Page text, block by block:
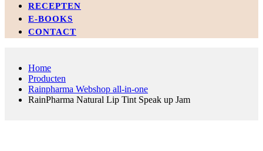
RECEPTEN
E-BOOKS
CONTACT
Home
Producten
Rainpharma Webshop all-in-one
RainPharma Natural Lip Tint Speak up Jam